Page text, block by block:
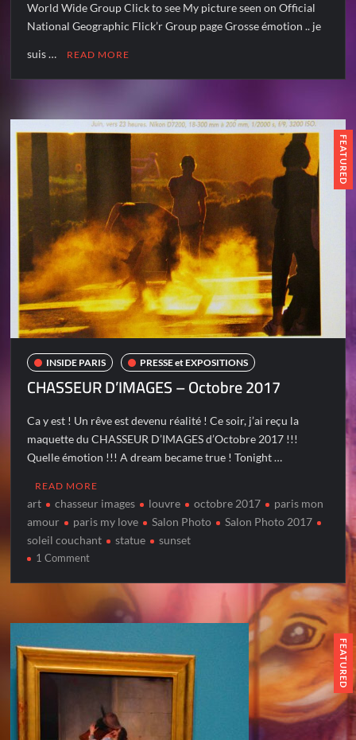
World Wide Group Click to see My picture seen on Official
National Geographic Flick’r Group page Grosse émotion .. je
suis … READ MORE
FEATURED
INSIDE PARIS PRESSE et EXPOSITIONS
CHASSEUR D’IMAGES – Octobre 2017
Ca y est ! Un rêve est devenu réalité ! Ce soir, j’ai reçu la
maquette du CHASSEUR D’IMAGES d’Octobre 2017 !!!
Quelle émotion !!! A dream became true ! Tonight …
READ MORE
art chasseur images louvre octobre 2017
paris mon
amour
paris my love Salon Photo
Salon Photo 2017
soleil couchant
statue sunset
1 Commenton
D’IMAGES
–
Octobre
FEATURED